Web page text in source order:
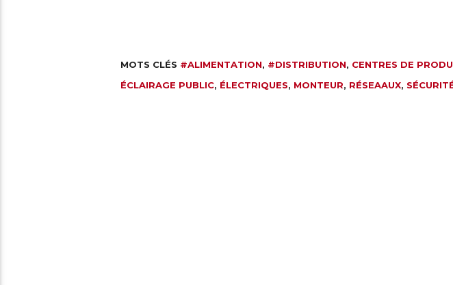
MOTS CLÉS #ALIMENTATION, #DISTRIBUTION, CENTRES DE
ÉCLAIRAGE PUBLIC, ÉLECTRIQUES, MONTEUR, RÉSEAAUX,